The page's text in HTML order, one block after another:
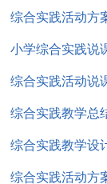
综合实践活动方
小学综合实践说
综合实践活动说
综合实践教学总
综合实践教学设
综合实践活动方